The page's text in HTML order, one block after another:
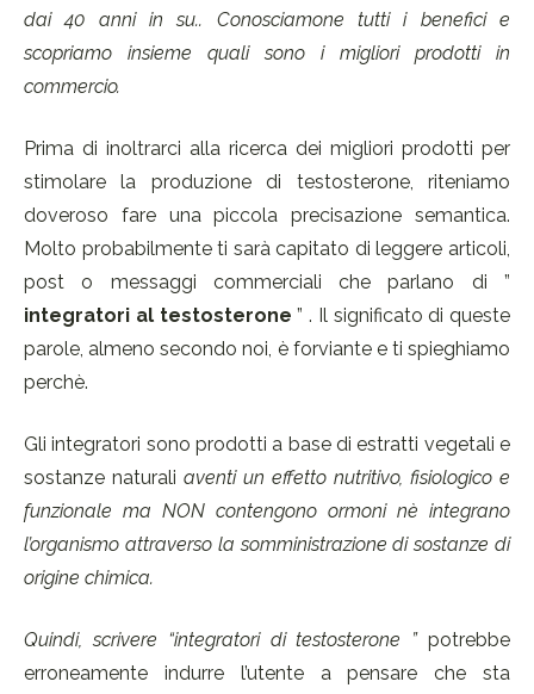
dai 40 anni in su.. Conosciamone tutti i benefici e
scopriamo insieme quali sono i migliori prodotti in
commercio.
Prima di inoltrarci alla ricerca dei migliori prodotti per
stimolare la produzione di testosterone, riteniamo
doveroso fare una piccola precisazione semantica.
Molto probabilmente ti sarà capitato di leggere articoli,
post o messaggi commerciali che parlano di ”
integratori al testosterone ” . Il significato di queste
parole, almeno secondo noi, è forviante e ti spieghiamo
perchè.
Gli integratori sono prodotti a base di estratti vegetali e
sostanze naturali aventi un effetto nutritivo, fisiologico e
funzionale ma NON contengono ormoni nè integrano
l’organismo attraverso la somministrazione di sostanze di
origine chimica.
Quindi, scrivere “integratori di testosterone ” potrebbe
erroneamente indurre l’utente a pensare che sta